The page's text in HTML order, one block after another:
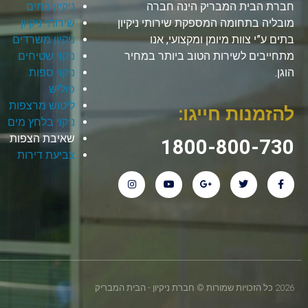
חברת הבית המבריק הינה חברה
מובליה בתחומה המספקת שירותי ניקיון
בתים ע”י צוות מיומן ומקצועי, אנו
מתחייבים לשירות הטוב ביותר במחיר
הוגן.
להזמנות חייגו:
1800-800-730
ניקיון בתים
שירותי ניקיון
ניקיון משרדים
ניקוי שטיחים
ניקוי ספות
פוליש
ליטוש מרצפות
ניקוי בלחץ מים
שאיבת הצפות
צביעת דירות
2026 כל הזכויות שמורות © חברת ניקיון - הבית המבריק